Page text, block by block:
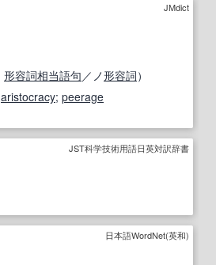
JMdict
形容詞相当語句／ノ形容詞）
aristocracy; peerage
JST科学技術用語日英対訳辞書
日本語WordNet(英和)